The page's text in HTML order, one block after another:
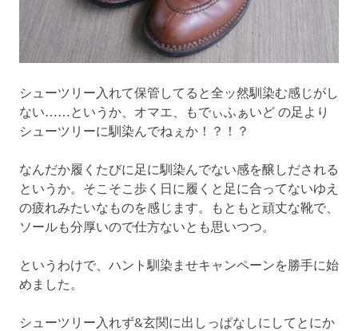
シューツリー入れて保管してると全ッ然馴染む感じがし
ない……というか、オマエ、もでぃふぁいど の足より
シューツリーに馴染んでねぇか！？！？
なんだか履くたびに足に馴染んでない感を醸しだされる
というか。そこそこ歩く日に履くと足に合ってないゆえ
の疲れみたいなものを感じます。もともと頑丈な靴で、
ソールも分厚いので仕方ないとも思いつつ。
というわけで、ハント馴染ませキャンペーンを勝手に始
めました。
シューツリー入れず&玄関に出しっぱなしにしてとにか